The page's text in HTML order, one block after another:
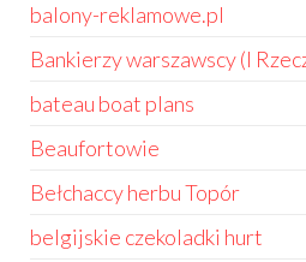
balony-reklamowe.pl
Bankierzy warszawscy (I
bateau boat plans
Beaufortowie
Bełchaccy herbu Topór
belgijskie czekoladki hurt